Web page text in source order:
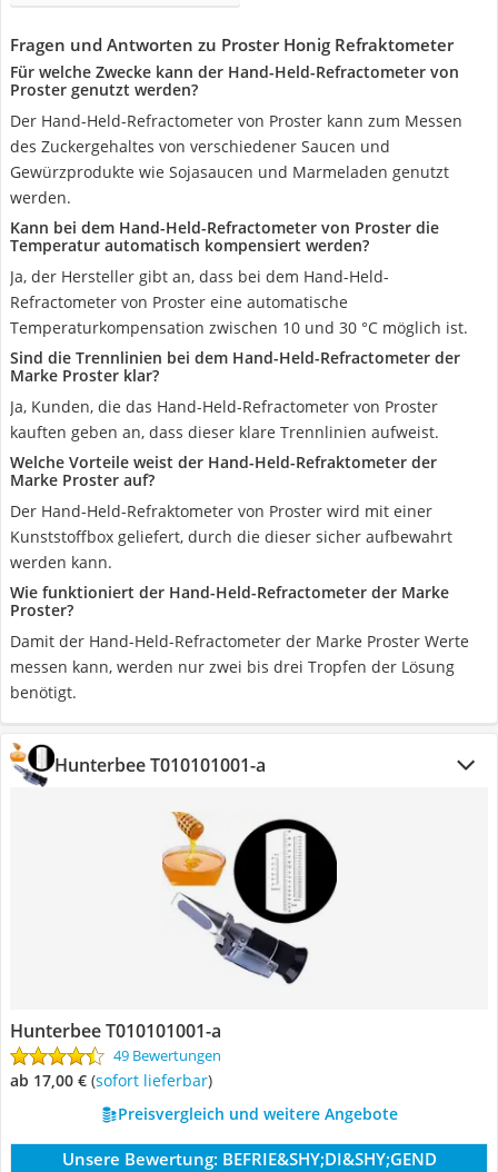
Fragen und Antworten zu Proster Honig Refraktometer
Für welche Zwecke kann der Hand-Held-Refractometer von
Proster genutzt werden?
Der Hand-Held-Refractometer von Proster kann zum Messen
des Zuckergehaltes von verschiedener Saucen und
Gewürzprodukte wie Sojasaucen und Marmeladen genutzt
werden.
Kann bei dem Hand-Held-Refractometer von Proster die
Temperatur automatisch kompensiert werden?
Ja, der Hersteller gibt an, dass bei dem Hand-Held-
Refractometer von Proster eine automatische
Temperaturkompensation zwischen 10 und 30 °C möglich ist.
Sind die Trennlinien bei dem Hand-Held-Refractometer der
Marke Proster klar?
Ja, Kunden, die das Hand-Held-Refractometer von Proster
kauften geben an, dass dieser klare Trennlinien aufweist.
Welche Vorteile weist der Hand-Held-Refraktometer der
Marke Proster auf?
Der Hand-Held-Refraktometer von Proster wird mit einer
Kunststoffbox geliefert, durch die dieser sicher aufbewahrt
werden kann.
Wie funktioniert der Hand-Held-Refractometer der Marke
Proster?
Damit der Hand-Held-Refractometer der Marke Proster Werte
messen kann, werden nur zwei bis drei Tropfen der Lösung
benötigt.
Hunterbee T010101001-a
Hunterbee T010101001-a
49 Bewertungen
ab 17,00 € ( Sofort lieferbar)
Preisvergleich und weitere Angebote
Unsere Bewertung: BEFRIE&SHY;DI&SHY;GEND